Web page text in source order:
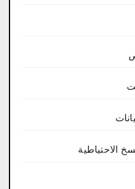
الاحتياطية